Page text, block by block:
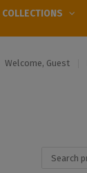
COLLECTIONS
Welcome, Guest
Search